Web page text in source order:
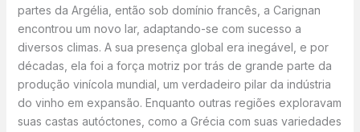
partes da Argélia, então sob domínio francês, a Carignan
encontrou um novo lar, adaptando-se com sucesso a
diversos climas. A sua presença global era inegável, e por
décadas, ela foi a força motriz por trás de grande parte da
produção vinícola mundial, um verdadeiro pilar da indústria
do vinho em expansão. Enquanto outras regiões exploravam
suas castas autóctones, como a Grécia com suas variedades